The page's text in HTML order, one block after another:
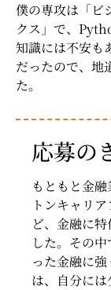
僕の専攻は「ビ
クス」で、
知識には不安も
だったので、地
た。
応募の
もともと金
トンキャリ
ど、金融に
した。その
った金融に
は、自分には